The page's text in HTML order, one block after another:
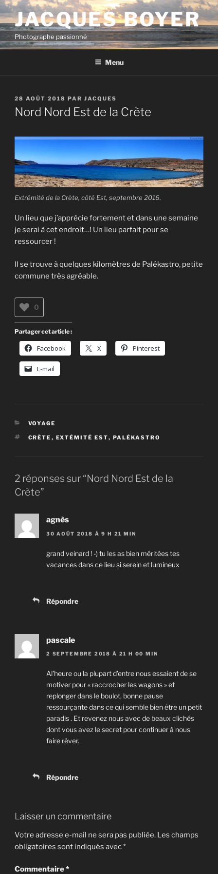
Aller
au
contenu
principal
JACQUES BOYER
Photographe passionné
Menu
PUBLIÉ
LE
28 AOÛT 2018 PAR JACQUES
Nord Nord Est de la Crète
Extrémité de la Crète, côté Est, septembre 2016.
Un lieu que j’apprécie fortement et dans une semaine
je serai à cet endroit…! Un lieu parfait pour se
ressourcer !
Il se trouve à quelques kilomètres de Palékastro, petite
commune très agréable.
0
Partager cet article :
Facebook X Pinterest
E-mail
CATÉGORIES
VOYAGE
ÉTIQUETTES
CRÈTE , EXTÉMITÉ EST, PALÉKASTRO
2 réponses sur “Nord Nord Est de la
Crète”
agnès
30 AOÛT 2018 À 9 H 21 MIN
grand veinard ! -) tu les as bien méritées tes
vacances dans ce lieu si serein et lumineux
Répondre
pascale
2 SEPTEMBRE 2018 À 21 H 00 MIN
Al’heure ou la plupart d’entre nous essaient de se
motiver pour « raccrocher les wagons » et
replonger dans le boulot, bonne pause
ressourçante dans ce qui semble bien être un petit
paradis . Et revenez nous avec de beaux clichés
dont vous avez le secret pour continuer à nous
faire rêver.
Répondre
Laisser un commentaire
Votre adresse e-mail ne sera pas publiée. Les champs
obligatoires sont indiqués avec*
Commentaire*